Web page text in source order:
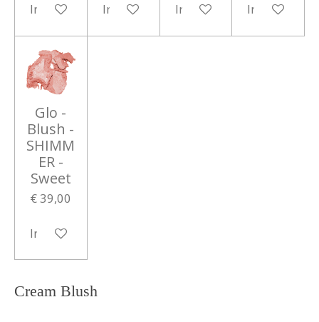
In winkelwagenIn winkelwagenIn winkelwagenIn
Glo -
Blush -
SHIMM
ER -
Sweet
€ 39,00
In winkelwagen
Cream Blush